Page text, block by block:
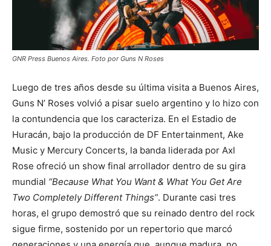
GNR Press Buenos Aires. Foto por Guns N Roses
Luego de tres años desde su última visita a Buenos Aires,
Guns N’ Roses volvió a pisar suelo argentino y lo hizo con
la contundencia que los caracteriza. En el Estadio de
Huracán, bajo la producción de DF Entertainment, Ake
Music y Mercury Concerts, la banda liderada por Axl
Rose ofreció un show final arrollador dentro de su gira
mundial “Because What You Want & What You Get Are
Two Completely Different Things”. Durante casi tres
horas, el grupo demostró que su reinado dentro del rock
sigue firme, sostenido por un repertorio que marcó